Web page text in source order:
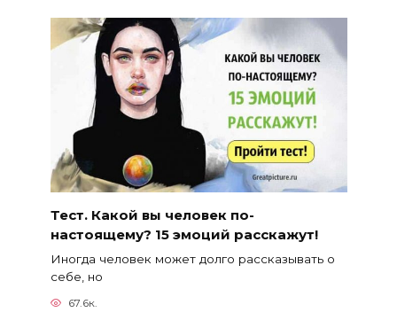
Тест. Какой вы человек по-
настоящему? 15 эмоций расскажут!
Иногда человек может долго рассказывать о
себе, но
67.6к.